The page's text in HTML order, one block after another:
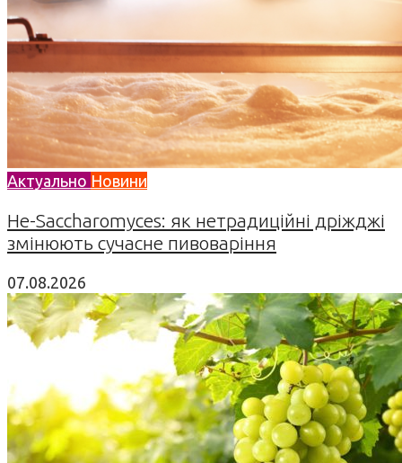
Актуально Новини
Не-Saccharomyces: як нетрадиційні дріжджі
змінюють сучасне пивоваріння
07.08.2026